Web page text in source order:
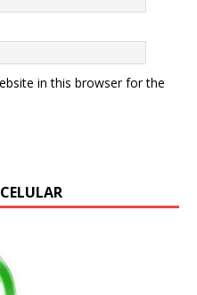
in this browser for the